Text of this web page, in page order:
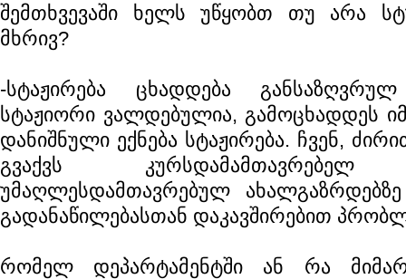
შემთხვევაში ხელს უწყობთ თუ არა
მხრივ?
-სტაჟირება ცხადდება
სტაჟიორი ვალდებულია, გამოცხადდეს
დანიშნული ექნება სტაჟირება. ჩვენ,
გვაქვს
უმაღლესდამთავრებულ
გადანაწილებასთან დაკავშირებით
რომელ დეპარტამენტში ან რა